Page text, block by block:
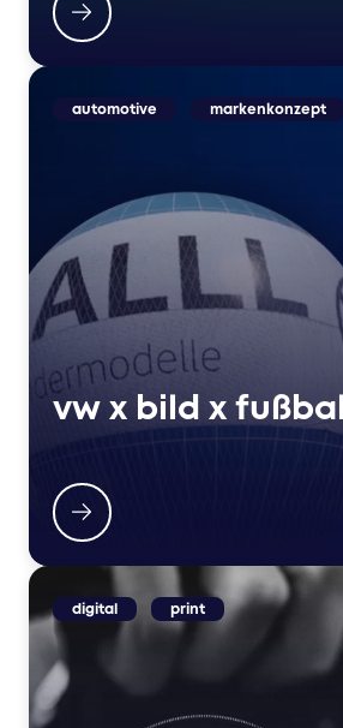
automotive markenkonzept
vw x bild x fußball
digital print